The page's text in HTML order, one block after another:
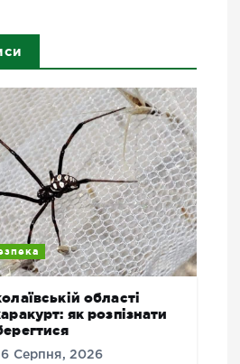
області
як розпізнати
6 Серпня, 2026